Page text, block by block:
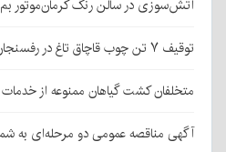
آتش‌سوزی در سالن رنگ کرمان‌موتور
توقیف ۷ تن چوب قاچاق تاغ در رفسنجان
متخلفان کشت گیاهان ممنوعه از
آگهی مناقصه عمومی دو مرحله‌ای به شماره ۰۵-۱۴۰۵